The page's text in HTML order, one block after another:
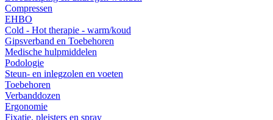
Compressen
EHBO
Cold - Hot therapie - warm/koud
Gipsverband en Toebehoren
Medische hulpmiddelen
Podologie
Steun- en inlegzolen en voeten
Toebehoren
Verbanddozen
Ergonomie
Fixatie, pleisters en spray